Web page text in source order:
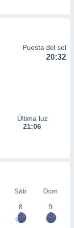
Puesta del sol
20:32
Última luz
21:06
Sáb
Dom
8 9